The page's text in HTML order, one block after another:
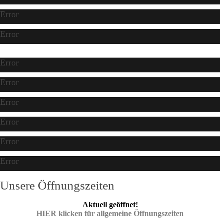
Error
Error
Error
Error
Error
Error
Error
Error
Unsere Öffnungszeiten
Aktuell geöffnet!
HIER klicken für allgemeine Öffnungszeiten